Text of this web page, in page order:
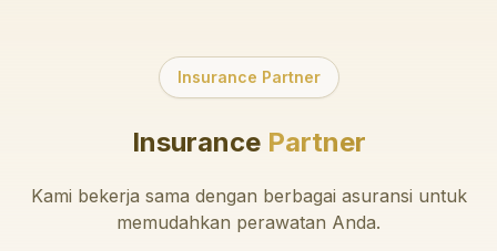
Insurance Partner
InsurancePartner
Kami bekerja sama dengan berbagai asuransi untuk
memudahkan perawatan Anda.